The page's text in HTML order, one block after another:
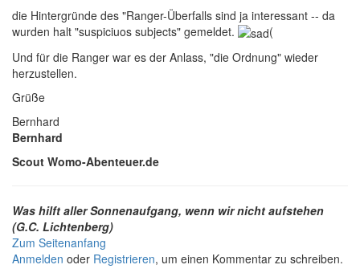
die Hintergründe des "Ranger-Überfalls sind ja interessant -- da
wurden halt "suspiciuos subjects" gemeldet.
(
Und für die Ranger war es der Anlass, "die Ordnung" wieder
herzustellen.
Grüße
Bernhard
Bernhard
Scout Womo-Abenteuer.de
Was hilft aller Sonnenaufgang, wenn wir nicht aufstehen
(G.C. Lichtenberg)
Zum Seitenanfang
Anmelden oder Registrieren, um einen Kommentar zu schreiben.